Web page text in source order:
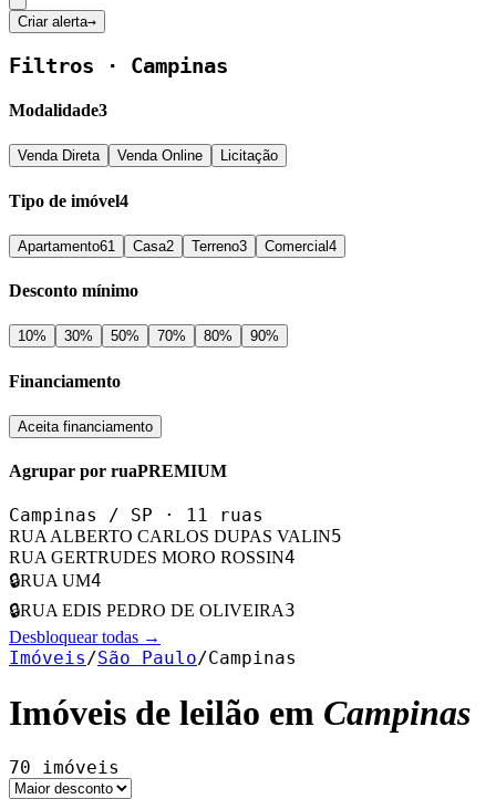
Criar alerta→
Filtros · Campinas
Modalidade3
Venda Direta Venda Online Licitação
Tipo de imóvel4
Apartamento61 Casa2 Terreno3 Comercial 4
Desconto mínimo
10% 30% 50% 70% 80% 90%
Financiamento
Aceita financiamento
Agrupar por ruaPREMIUM
Campinas / SP · 11 ruas
RUA ALBERTO CARLOS DUPAS VALIN5
RUA GERTRUDES MORO ROSSIN4
🔒RUA UM4
🔒RUA EDIS PEDRO DE OLIVEIRA3
Desbloquear todas →
Imóveis/São Paulo/Campinas
Imóveis de leilão em Campinas
70 imóveis